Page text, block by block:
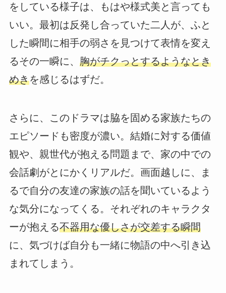
をしている様子は、もはや様式美と言っても
いい。最初は反発し合っていた二人が、ふと
した瞬間に相手の弱さを見つけて表情を変え
るその一瞬に、 胸がチクっとするようなとき
めきを感じるはずだ。
さらに、このドラマは脇を固める家族たちの
エピソードも密度が濃い。結婚に対する価値
観や、親世代が抱える問題まで、家の中での
会話劇がとにかくリアルだ。画面越しに、ま
るで自分の友達の家族の話を聞いているよう
な気分になってくる。それぞれのキャラクタ
ーが抱える不器用な優しさが交差する瞬間
に、気づけば自分も一緒に物語の中へ引き込
まれてしまう。